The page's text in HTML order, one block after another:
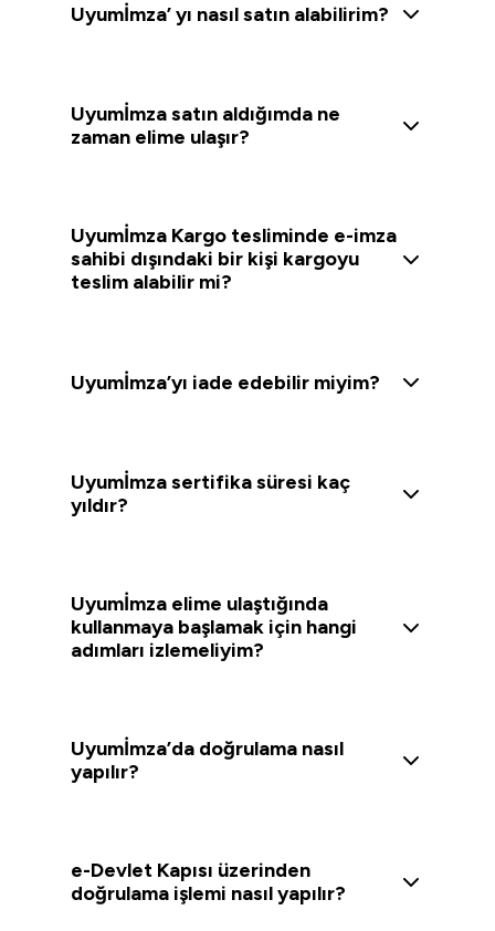
Uyumİmza’ yı nasıl satın alabilirim?
Uyumİmza satın aldığımda ne
zaman elime ulaşır?
Uyumİmza Kargo tesliminde e-imza
sahibi dışındaki bir kişi kargoyu
teslim alabilir mi?
Uyumİmza’yı iade edebilir miyim?
Uyumİmza sertifika süresi kaç
yıldır?
Uyumİmza elime ulaştığında
kullanmaya başlamak için hangi
adımları izlemeliyim?
Uyumİmza’da doğrulama nasıl
yapılır?
e-Devlet Kapısı üzerinden
doğrulama işlemi nasıl yapılır?